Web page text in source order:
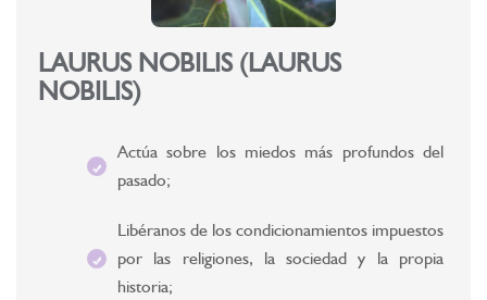
LAURUS NOBILIS (LAURUS
NOBILIS)
Actúa sobre los miedos más profundos del
pasado;
Libéranos de los condicionamientos impuestos
por las religiones, la sociedad y la propia
historia;